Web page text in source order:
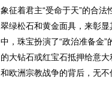
象征着君主“受命于天”的合
翠绿松石和黄金面具，来彰显
中，珠宝扮演了“政治准备金
的大钻石或红宝石抵押给意
和欧洲宗教战争的背后，无不